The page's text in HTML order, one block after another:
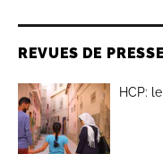
REVUES DE PRESSE
HCP: